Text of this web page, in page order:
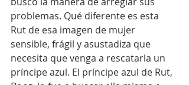
problemas. Qué diferente es esta
Rut de esa imagen de mujer
sensible, frágil y asustadiza que
necesita que venga a rescatarla un
príncipe azul. El príncipe azul de Rut,